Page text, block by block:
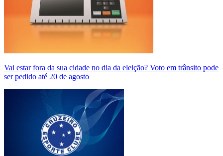
Vai estar fora da sua cidade no dia da eleição? Voto em trânsito pode
ser pedido até 20 de agosto